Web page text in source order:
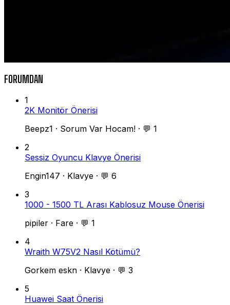
FORUMDAN
1
2K Monitör Önerisi
Beepz1 · Sorum Var Hocam! · 💬 1
2
Sessiz Oyuncu Klavye Önerisi
Engin147 · Klavye · 💬 6
3
1000 - 1500 TL Arası Kablosuz Mouse Önerisi
pipiler · Fare · 💬 1
4
Wraith W75V2 Nasıl Kötümü?
Gorkem eskn · Klavye · 💬 3
5
Huawei Saat Önerisi